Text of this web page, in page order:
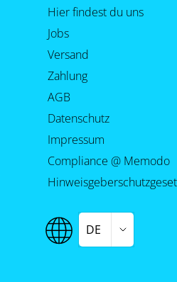
Hier findest du uns
Jobs
Versand
Zahlung
AGB
Datenschutz
Impressum
Compliance @ Memodo
DE